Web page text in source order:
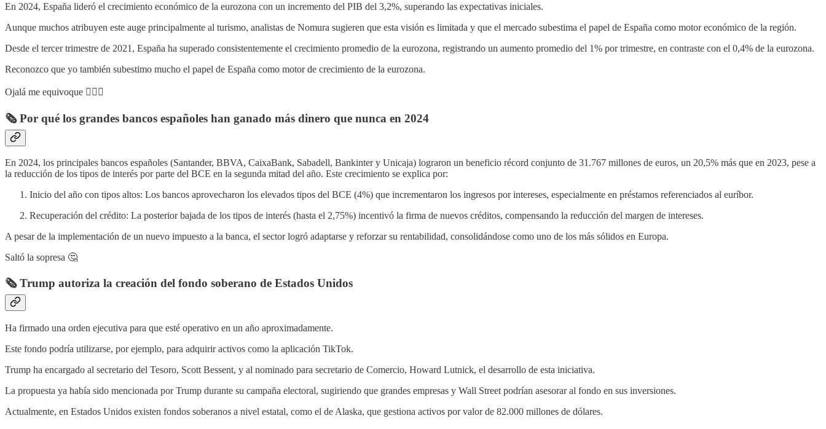
En 2024, España lideró el crecimiento económico de la eurozona con un incremento del PIB del 3,2%, superando las expectativas iniciales.
Aunque muchos atribuyen este auge principalmente al turismo, analistas de Nomura sugieren que esta visión es limitada y que el mercado subestima el papel de España como motor económico de la región.
Desde el tercer trimestre de 2021, España ha superado consistentemente el crecimiento promedio de la eurozona, registrando un aumento promedio del 1% por trimestre, en contraste con el 0,4% de la eurozona.
Reconozco que yo también subestimo mucho el papel de España como motor de crecimiento de la eurozona.
Ojalá me equivoque 🤷🏼‍♂️
🗞️ Por qué los grandes bancos españoles han ganado más dinero que nunca en 2024
En 2024, los principales bancos españoles (Santander, BBVA, CaixaBank, Sabadell, Bankinter y Unicaja) lograron un beneficio récord conjunto de 31.767 millones de euros, un 20,5% más que en 2023, pese a
la reducción de los tipos de interés por parte del BCE en la segunda mitad del año. Este crecimiento se explica por:
Inicio del año con tipos altos: Los bancos aprovecharon los elevados tipos del BCE (4%) que incrementaron los ingresos por intereses, especialmente en préstamos referenciados al euríbor.
Recuperación del crédito: La posterior bajada de los tipos de interés (hasta el 2,75%) incentivó la firma de nuevos créditos, compensando la reducción del margen de intereses.
A pesar de la implementación de un nuevo impuesto a la banca, el sector logró adaptarse y reforzar su rentabilidad, consolidándose como uno de los más sólidos en Europa.
Saltó la sopresa 🤔
🗞️ Trump autoriza la creación del fondo soberano de Estados Unidos
Ha firmado una orden ejecutiva para que esté operativo en un año aproximadamente.
Este fondo podría utilizarse, por ejemplo, para adquirir activos como la aplicación TikTok.
Trump ha encargado al secretario del Tesoro, Scott Bessent, y al nominado para secretario de Comercio, Howard Lutnick, el desarrollo de esta iniciativa.
La propuesta ya había sido mencionada por Trump durante su campaña electoral, sugiriendo que grandes empresas y Wall Street podrían asesorar al fondo en sus inversiones.
Actualmente, en Estados Unidos existen fondos soberanos a nivel estatal, como el de Alaska, que gestiona activos por valor de 82.000 millones de dólares.